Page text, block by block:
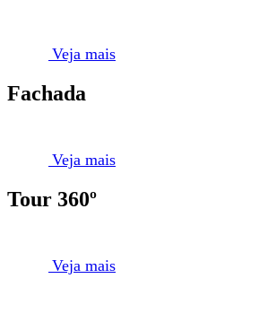
Veja mais
Fachada
Veja mais
Tour 360º
Veja mais